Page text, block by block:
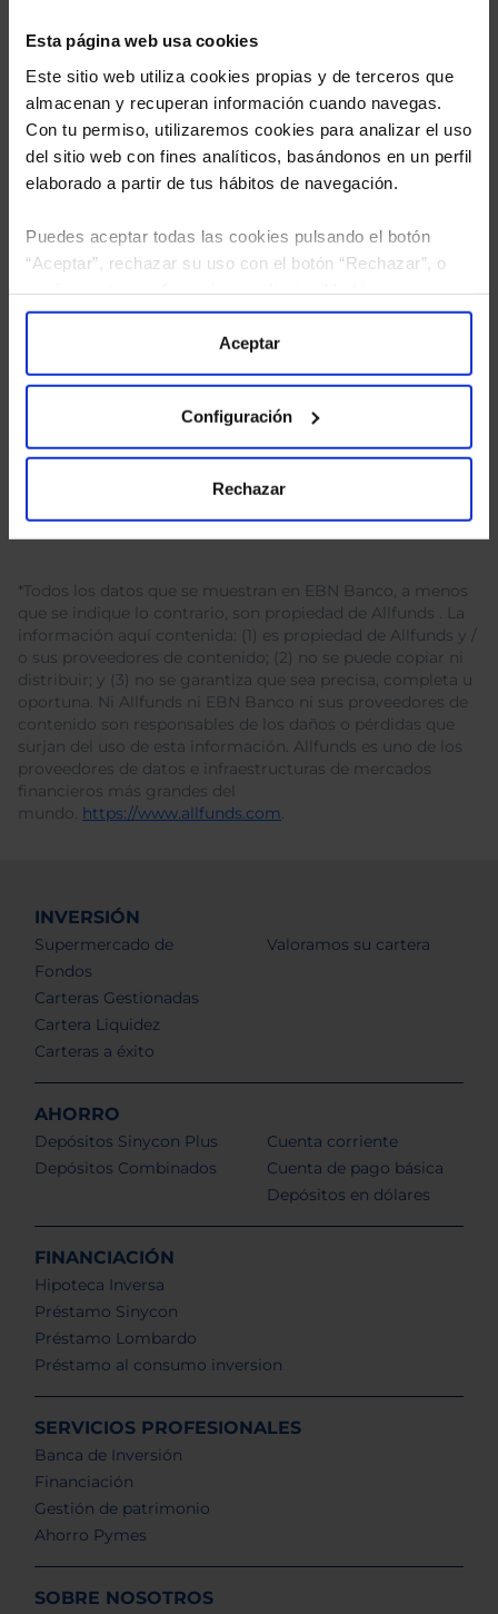
Esta página web usa cookies
Este sitio web utiliza cookies propias y de terceros que
almacenan y recuperan información cuando navegas.
Con tu permiso, utilizaremos cookies para analizar el uso
del sitio web con fines analíticos, basándonos en un perfil
elaborado a partir de tus hábitos de navegación.
Puedes aceptar todas las cookies pulsando el botón
“Aceptar”, rechazar su uso con el botón “Rechazar”, o
“Configuración”. Consulta nuestraPolítica
para más información.
Aceptar
Configuración
Rechazar
He leído
*Todos los datos que se muestran en EBN Banco, a menos
que se indique lo contrario, son propiedad de Allfunds . La
información aquí contenida: (1) es propiedad de Allfunds y /
o sus proveedores de contenido; (2) no se puede copiar ni
distribuir; y (3) no se garantiza que sea precisa, completa u
oportuna. Ni Allfunds ni EBN Banco ni sus proveedores de
contenido son responsables de los daños o pérdidas que
surjan del uso de esta información. Allfunds es uno de los
proveedores de datos e infraestructuras de mercados
financieros más grandes del
mundo. https://www.allfunds.com.
INVERSIÓN
Supermercado de
Fondos
Carteras Gestionadas
Cartera Liquidez
Carteras a éxito
Valoramos su cartera
AHORRO
Depósitos Sinycon Plus
Depósitos Combinados
Cuenta corriente
Cuenta de pago básica
Depósitos en dólares
FINANCIACIÓN
Hipoteca Inversa
Préstamo Sinycon
Préstamo Lombardo
Préstamo al consumo inversion
SERVICIOS PROFESIONALES
Banca de Inversión
Financiación
Gestión de patrimonio
Ahorro Pymes
SOBRE NOSOTROS